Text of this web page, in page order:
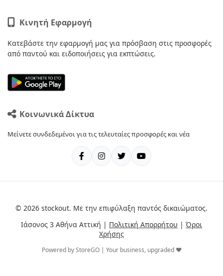
Κινητή Εφαρμογή
Κατεβάστε την εφαρμογή μας για πρόσβαση στις προσφορές
από παντού και ειδοποιήσεις για εκπτώσεις.
Κοινωνικά Δίκτυα
Μείνετε συνδεδεμένοι για τις τελευταίες προσφορές και νέα
© 2026 stockout. Με την επιφύλαξη παντός δικαιώματος.
Ιάσονος 3 Αθήνα Αττική | Πολιτική Απορρήτου | Όροι
Χρήσης
Powered by StoreGO | Your business, upgraded ❤️